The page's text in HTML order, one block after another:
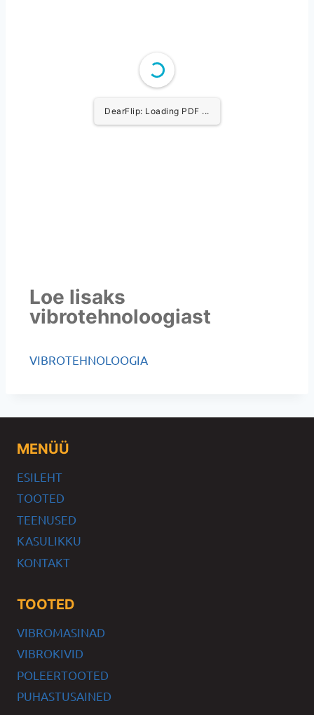
DearFlip: Loading PDF ...
Loe lisaks
vibrotehnoloogiast
VIBROTEHNOLOOGIA
MENÜÜ
ESILEHT
TOOTED
TEENUSED
KASULIKKU
KONTAKT
TOOTED
VIBROMASINAD
VIBROKIVID
POLEERTOOTED
PUHASTUSAINED